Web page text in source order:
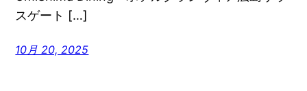
スゲート […]
10月 20, 2025